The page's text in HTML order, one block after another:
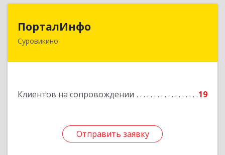
ПорталИнфо
Суровикино
Клиентов на сопровождении 19
Отправить заявку
404414, г.Суровкино Волгоградской обл. ул. 1-й
Отправить заявку